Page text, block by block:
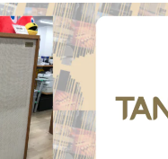
日
時
: